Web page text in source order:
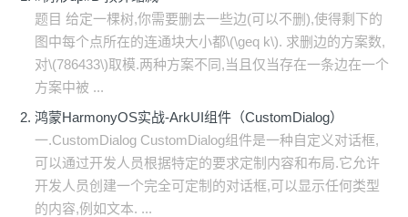
题目 给定一棵树,你需要删去一些边(可以不删),使得剩下的
图中每个点所在的连通块大小都\(\geq k\). 求删边的方案数,
对\(786433\)取模.两种方案不同,当且仅当存在一条边在一个
方案中被 ...
鸿蒙HarmonyOS实战-ArkUI组件（CustomDialog）
一.CustomDialog CustomDialog组件是一种自定义对话框,
可以通过开发人员根据特定的要求定制内容和布局.它允许
开发人员创建一个完全可定制的对话框,可以显示任何类型
的内容,例如文本. ...